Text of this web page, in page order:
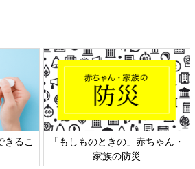
きるこ
「もしものときの」赤ちゃん・
家族の防災